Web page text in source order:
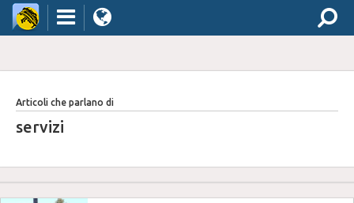
Articoli che parlano di
servizi